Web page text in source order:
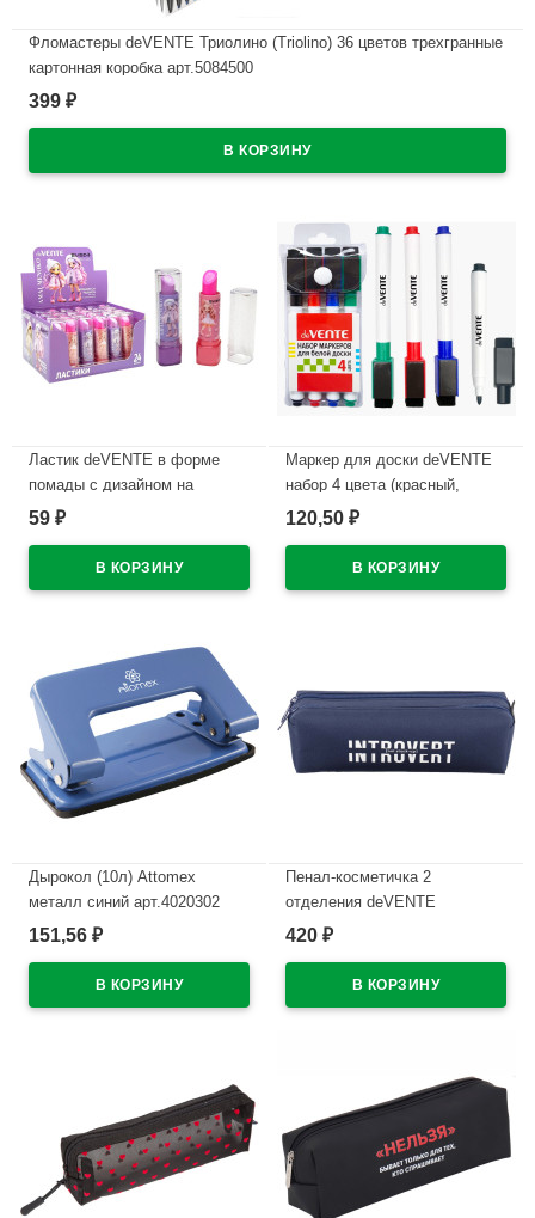
Фломастеры deVENTE Триолино (Triolino) 36 цветов трехгранные
картонная коробка арт.5084500
В наличии
399 ₽
Ластик deVENTE в форме
помады с дизайном на
корпусе арт.8030619
59 ₽
Маркер для доски deVENTE
набор 4 цвета (красный,
синий, черный, зеленый) 2мм
магнитом для крепления
арт.5040605 (Ст.4)
120,50 ₽
Дырокол (10л) Attomex
металл синий арт.4020302
В наличии
151,56 ₽
Пенал-косметичка 2
отделения deVENTE
Интроверт (Introvert)
арт.7020669
420 ₽